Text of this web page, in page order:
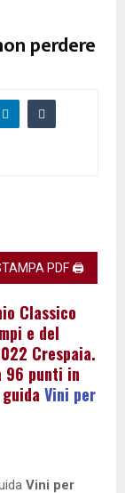
perdere
PDF 🖨
Classico
e del
Crespaia.
96 punti in
Vini per
Vini per